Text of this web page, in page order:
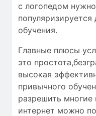
с логопедом
обучения.
Главные плюсы
это
высокая
привычного
разрешить
интернет можно